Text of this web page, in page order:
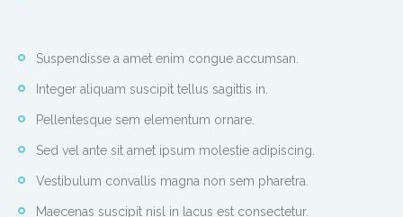
Suspendisse a amet enim congue accumsan.
Integer aliquam suscipit tellus sagittis in.
Pellentesque sem elementum ornare.
Sed vel ante sit amet ipsum molestie adipiscing.
Vestibulum convallis magna non sem pharetra.
Maecenas suscipit nisl in lacus est consectetur.